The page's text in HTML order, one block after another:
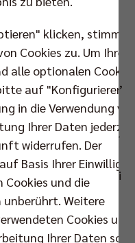
sich nicht mit
unwichtig sind.
mache nie den
ist ein sehr
Mensch und Spieler“,
„er ist ein
am Netz, in
ruhiger Typ mit einer
Geschäftsführer
ist ein Spieler, bei
in der
klicken, stimmen
Cookies zu. Um Ihre
alle optionalen Cookies
auf "Konfigurieren".
in die Verwendung
Ihrer Daten
widerrufen. Der
Basis Ihrer
und die
Weitere
Cookies und
Ihrer Daten